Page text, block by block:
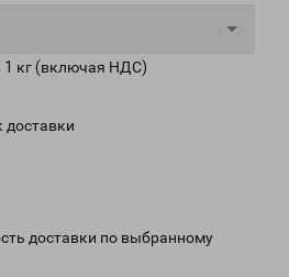
1 кг (включая НДС)
доставки
доставки по выбранному